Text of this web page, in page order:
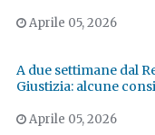
Aprile 05, 2026
A due settimane dal
Giustizia: alcune
Aprile 05, 2026